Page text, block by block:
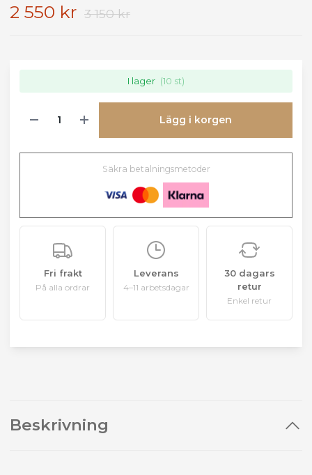
2 550 kr 3 150 kr
I lager (10 st)
Lägg i korgen
Säkra betalningsmetoder
Fri frakt
På alla ordrar
Leverans
4–11 arbetsdagar
30 dagars
retur
Enkel retur
Beskrivning